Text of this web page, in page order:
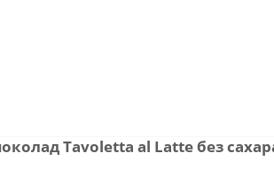
Tavoletta al Latte без